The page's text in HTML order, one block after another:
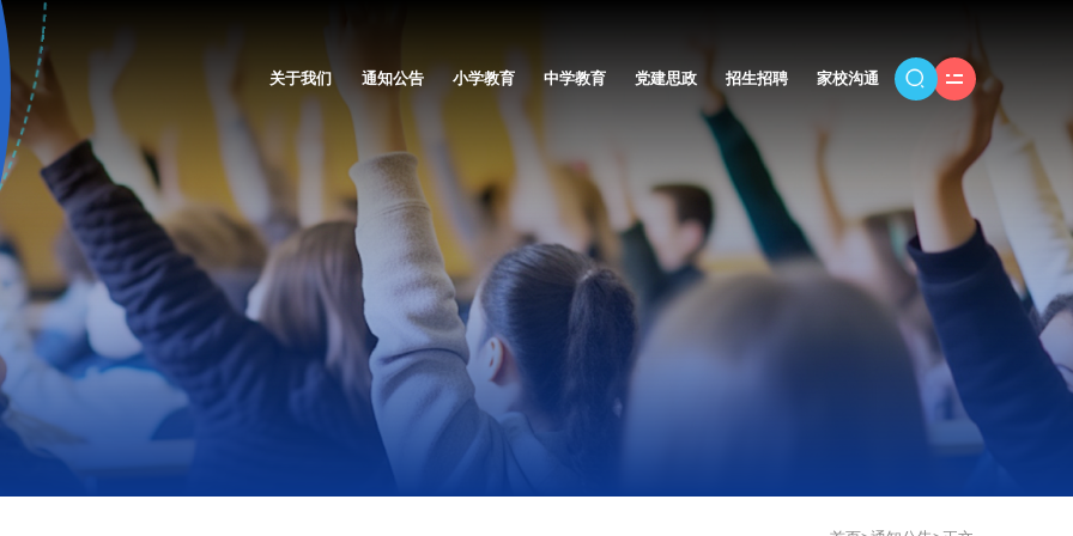
关于我们 通知公告 小学教育 中学教育 党建思政 招生招聘 家校沟通